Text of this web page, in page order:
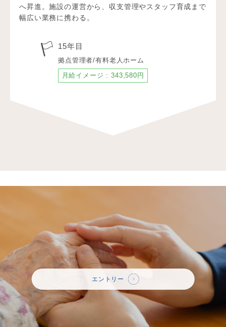
へ昇進。施設の運営から、収支管理やスタッフ育成まで
幅広い業務に携わる。
15年目
拠点管理者/有料老人ホーム
月給イメージ : 343,580円
エントリー